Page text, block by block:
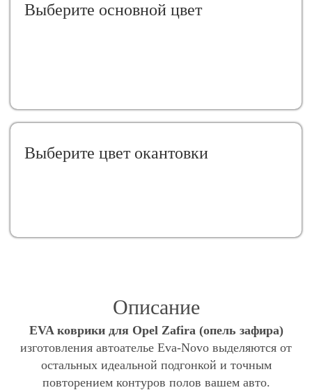
Выберите oсновной цвет
Выберите цвет окантовки
Описание
EVA коврики для Opel Zafira (опель зафира)
изготовления автоателье Eva-Novo выделяются от
остальных идеальной подгонкой и точным
повторением контуров полов вашем авто.